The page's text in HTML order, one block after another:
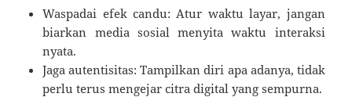
Waspadai efek candu: Atur waktu layar, jangan
biarkan media sosial menyita waktu interaksi
nyata.
Jaga autentisitas: Tampilkan diri apa adanya, tidak
perlu terus mengejar citra digital yang sempurna.